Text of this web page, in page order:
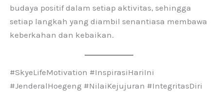
budaya positif dalam setiap aktivitas, sehingga
setiap langkah yang diambil senantiasa membawa
keberkahan dan kebaikan.
#SkyeLifeMotivation #InspirasiHariIni
#JenderalHoegeng #NilaiKejujuran #IntegritasDiri